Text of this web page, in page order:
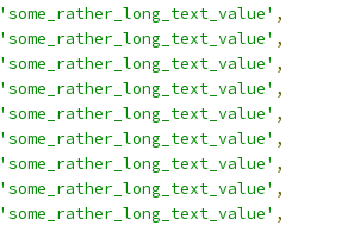
'some_rather_long_text_value' ,
'some_rather_long_text_value' ,
'some_rather_long_text_value' ,
'some_rather_long_text_value' ,
'some_rather_long_text_value' ,
'some_rather_long_text_value' ,
'some_rather_long_text_value' ,
'some_rather_long_text_value' ,
'some_rather_long_text_value' ,